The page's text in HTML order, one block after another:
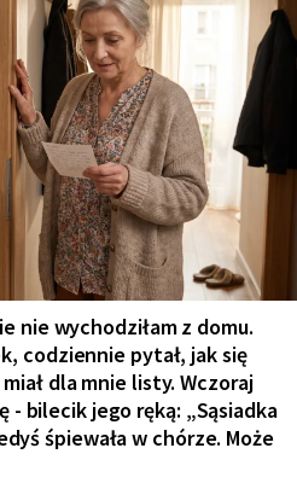
nie wychodziłam z domu.
codziennie pytał, jak się
dla mnie listy. Wczoraj
- bilecik jego ręką: „Sąsiadka
śpiewała w chórze. Może